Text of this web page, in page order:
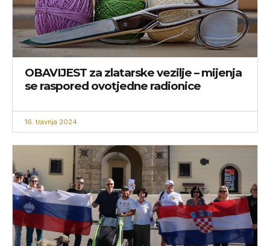
OBAVIJEST za zlatarske vezilje – mijenja
se raspored ovotjedne radionice
16. travnja 2024.